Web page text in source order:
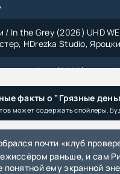
/ In the Grey (2026) UHD
HDrezka Studio,
/ In the Grey (2026) UHD
/ In the Grey (2026) UHD
Мастер
/ In the Grey (2026) WEB-
факты о "Грязные
может содержать спойлеры.
раньше, и сам
понятной ему экранной